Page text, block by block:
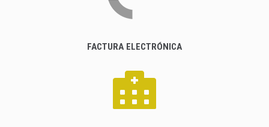
FACTURA ELECTRÓNICA